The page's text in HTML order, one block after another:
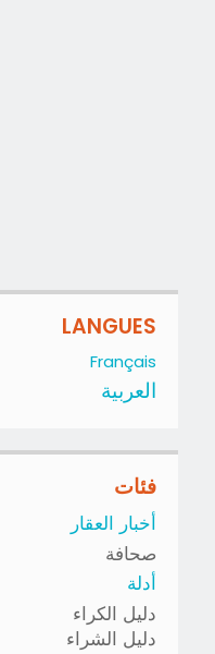
LANGUES
Français
العربية
فئات
أخبار العقار
صحافة
أدلة
دليل الكراء
دليل الشراء